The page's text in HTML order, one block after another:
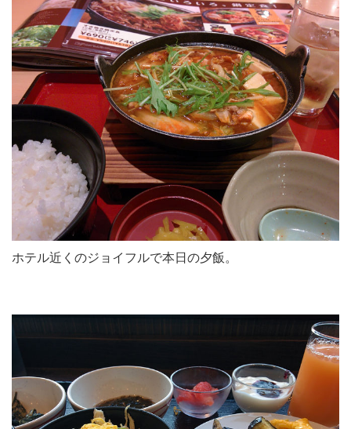
ホテル近くのジョイフルで本日の夕飯。